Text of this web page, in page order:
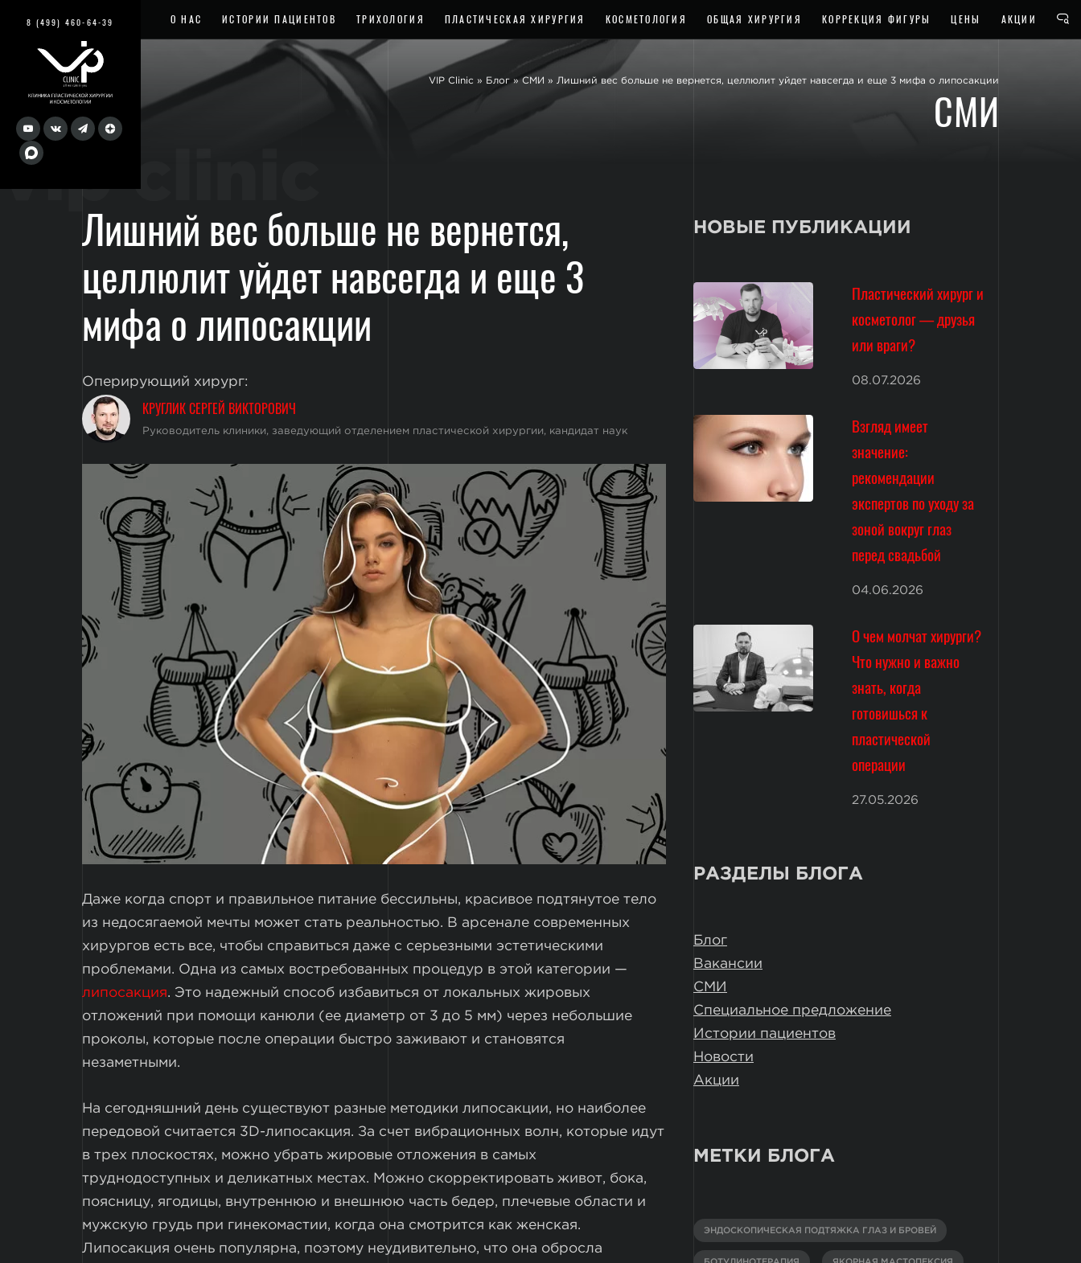
8 (499) 460-64-39
vip clinic
О НАС ИСТОРИИ ПАЦИЕНТОВ ТРИХОЛОГИЯ ПЛАСТИЧЕСКАЯ ХИРУРГИЯ КОСМЕТОЛОГИЯ ОБЩАЯ ХИРУРГИЯ КОРРЕКЦИЯ ФИГУРЫ ЦЕНЫ АКЦИИ
VIP Clinic » Блог »СМИ » Лишний вес больше не вернется, целлюлит уйдет навсегда и еще 3 мифа о липосакции
СМИ
Лишний вес больше не вернется,
целлюлит уйдет навсегда и еще 3
мифа о липосакции
Оперирующий хирург:
КРУГЛИК СЕРГЕЙ ВИКТОРОВИЧ
Руководитель клиники, заведующий отделением пластической хирургии, кандидат наук
Даже когда спорт и правильное питание бессильны, красивое подтянутое тело
из недосягаемой мечты может стать реальностью. В арсенале современных
хирургов есть все, чтобы справиться даже с серьезными эстетическими
проблемами. Одна из самых востребованных процедур в этой категории —
липосакция. Это надежный способ избавиться от локальных жировых
отложений при помощи канюли (ее диаметр от 3 до 5 мм) через небольшие
проколы, которые после операции быстро заживают и становятся
незаметными.
На сегодняшний день существуют разные методики липосакции, но наиболее
передовой считается 3D-липосакция. За счет вибрационных волн, которые идут
в трех плоскостях, можно убрать жировые отложения в самых
труднодоступных и деликатных местах. Можно скорректировать живот, бока,
поясницу, ягодицы, внутреннюю и внешнюю часть бедер, плечевые области и
мужскую грудь при гинекомастии, когда она смотрится как женская.
Липосакция очень популярна, поэтому неудивительно, что она обросла
НОВЫЕ ПУБЛИКАЦИИ
Пластический хирург и
косметолог — друзья
или враги?
08.07.2026
Взгляд имеет
значение:
рекомендации
экспертов по уходу за
зоной вокруг глаз
перед свадьбой
04.06.2026
О чем молчат хирурги?
Что нужно и важно
знать, когда
готовишься к
пластической
операции
27.05.2026
РАЗДЕЛЫ БЛОГА
Блог
Вакансии
СМИ
Специальное предложение
Истории пациентов
Новости
Акции
МЕТКИ БЛОГА
ЭНДОСКОПИЧЕСКАЯ ПОДТЯЖКА ГЛАЗ И БРОВЕЙ